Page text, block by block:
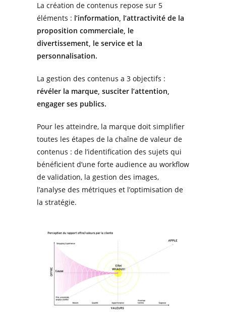
La création de contenus repose sur 5
éléments : l’information, l’attractivité de la
proposition commerciale, le
divertissement, le service et la
personnalisation.
La gestion des contenus a 3 objectifs :
révéler la marque, susciter l’attention,
engager ses publics.
Pour les atteindre, la marque doit simplifier
toutes les étapes de la chaîne de valeur de
contenus : de l’identification des sujets qui
bénéficient d’une forte audience au workflow
de validation, la gestion des images,
l’analyse des métriques et l’optimisation de
la stratégie.